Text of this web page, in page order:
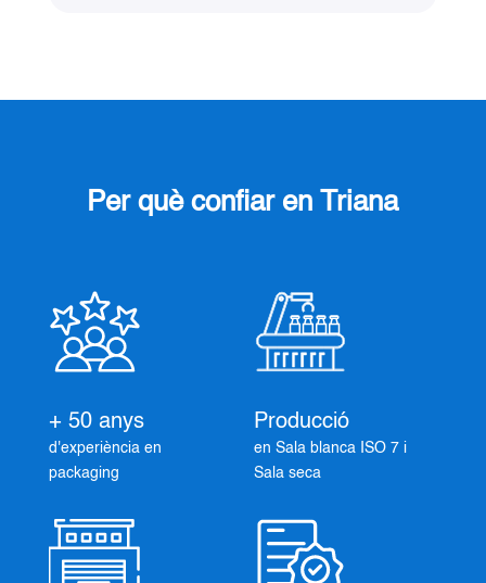
Per què confiar en Triana
+ 50 anys
d'experiència en
packaging
Producció
en Sala blanca ISO 7 i
Sala seca